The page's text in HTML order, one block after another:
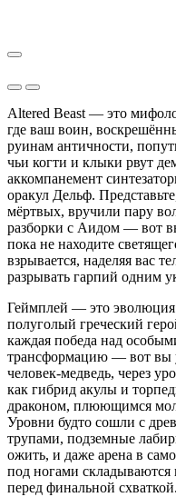
Altered Beast — это
где ваш воин,
руинам античности,
чьи когти и клыки рвут
аккомпанемент
оракул Дельф.
мёртвых, вручили пару
разборки с Аидом — вот
пока не находите
взрывается, наделяя вас
разрывать гарпий одним
Геймплей — это эволюция
полуголый греческий
каждая победа над
трансформацию — вот вы
человек-медведь, через
как гибрид акулы и
драконом, плюющимся
Уровни будто сошли с
трупами, подземные
ожить, и даже арена в
под ногами
перед финальной схваткой.